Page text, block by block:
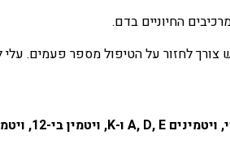
החיוניים בדם.
לחזור על הטיפול מספר פעמים.